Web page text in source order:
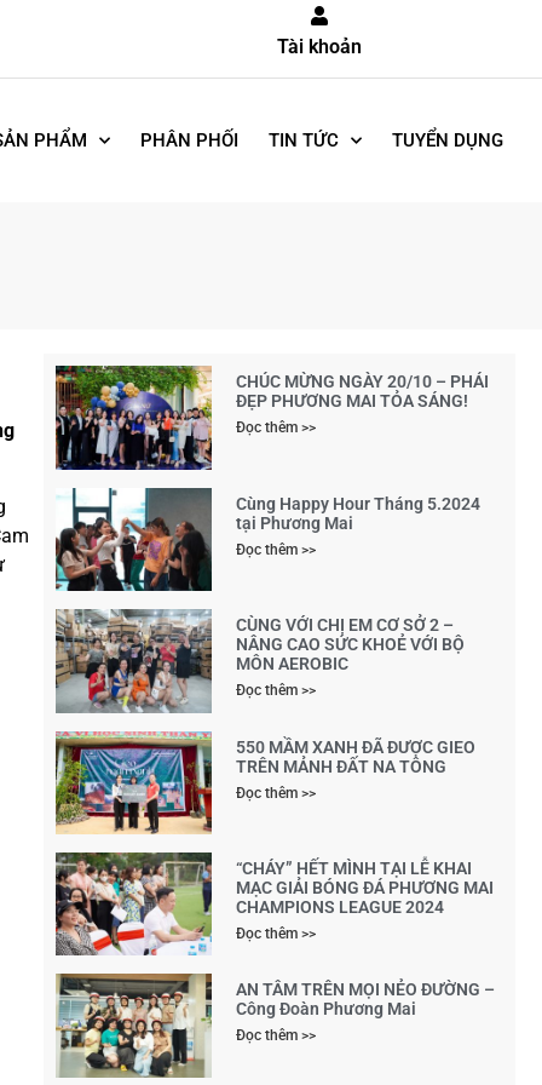
Tài khoản
PHẨM PHÂN PHỐI TIN TỨC TUYỂN DỤNG
CHÚC MỪNG NGÀY 20/10 – PHÁI
ĐẸP PHƯƠNG MAI TỎA SÁNG!
Đọc thêm >>
Cùng Happy Hour Tháng 5.2024
tại Phương Mai
Đọc thêm >>
CÙNG VỚI CHỊ EM CƠ SỞ 2 –
NÂNG CAO SỨC KHOẺ VỚI BỘ
MÔN AEROBIC
Đọc thêm >>
550 MẦM XANH ĐÃ ĐƯỢC GIEO
TRÊN MẢNH ĐẤT NA TÔNG
Đọc thêm >>
“CHÁY” HẾT MÌNH TẠI LỄ KHAI
MẠC GIẢI BÓNG ĐÁ PHƯƠNG MAI
CHAMPIONS LEAGUE 2024
Đọc thêm >>
AN TÂM TRÊN MỌI NẺO ĐƯỜNG –
Công Đoàn Phương Mai
Đọc thêm >>